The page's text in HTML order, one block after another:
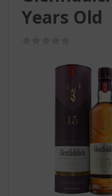
Years Old